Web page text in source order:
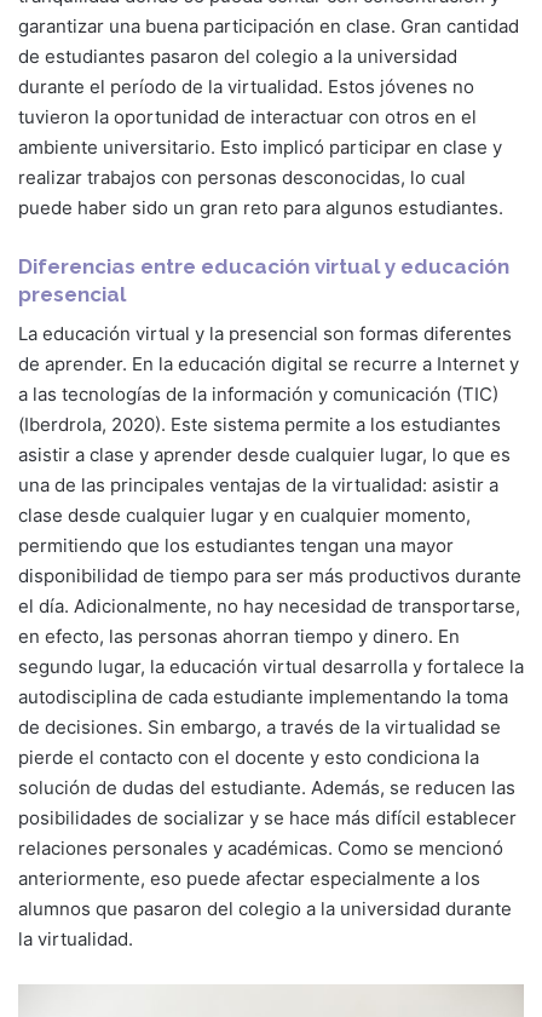
garantizar una buena participación en clase. Gran cantidad
de estudiantes pasaron del colegio a la universidad
durante el período de la virtualidad. Estos jóvenes no
tuvieron la oportunidad de interactuar con otros en el
ambiente universitario. Esto implicó participar en clase y
realizar trabajos con personas desconocidas, lo cual
puede haber sido un gran reto para algunos estudiantes.
Diferencias entre educación virtual y educación
presencial
La educación virtual y la presencial son formas diferentes
de aprender. En la educación digital se recurre a Internet y
a las tecnologías de la información y comunicación (TIC)
(Iberdrola, 2020). Este sistema permite a los estudiantes
asistir a clase y aprender desde cualquier lugar, lo que es
una de las principales ventajas de la virtualidad: asistir a
clase desde cualquier lugar y en cualquier momento,
permitiendo que los estudiantes tengan una mayor
disponibilidad de tiempo para ser más productivos durante
el día. Adicionalmente, no hay necesidad de transportarse,
en efecto, las personas ahorran tiempo y dinero. En
segundo lugar, la educación virtual desarrolla y fortalece la
autodisciplina de cada estudiante implementando la toma
de decisiones. Sin embargo, a través de la virtualidad se
pierde el contacto con el docente y esto condiciona la
solución de dudas del estudiante. Además, se reducen las
posibilidades de socializar y se hace más difícil establecer
relaciones personales y académicas. Como se mencionó
anteriormente, eso puede afectar especialmente a los
alumnos que pasaron del colegio a la universidad durante
la virtualidad.